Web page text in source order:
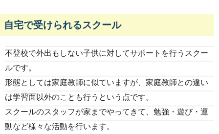
自宅で受けられるスクール
不登校で外出もしない子供に対してサポートを行うスクー
ルです。
形態としては家庭教師に似ていますが、家庭教師との違い
は学習面以外のことも行うという点です。
スクールのスタッフが家までやってきて、勉強・遊び・運
動など様々な活動を行います。